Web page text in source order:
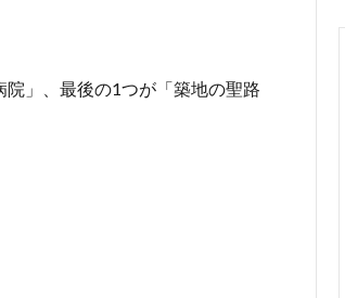
」、最後の1つが「築地の聖路